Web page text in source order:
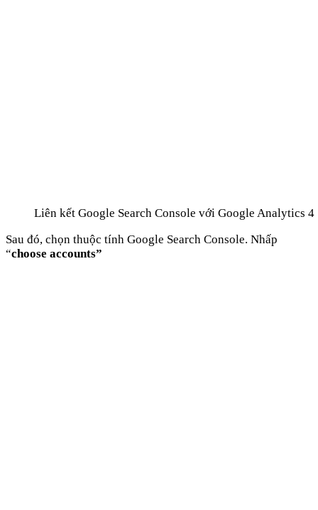
Liên kết Google Search Console với Google Analytics 4
Sau đó, chọn thuộc tính Google Search Console. Nhấp
“choose accounts”